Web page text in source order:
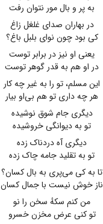
به پر و بال مور نتوان رفت
در بهاران صدای غلغل زاغ
کی بود چون نوای بلبل باغ؟
یعنی او نیز در برابر توست
در او هم به قدر گوهر توست
این مسلم، تو را به غیر چه کار
هر چه داری تو هم بی‌او بیار
دیگری جام شوق نوشیده
تو به دیوانگی خروشیده
دیگری آه دردناک زده
تو به تقلید جامه چاک زده
تا به کی می‌پری به بال کسان؟
ناز خوش نیست با جمال کسان
من کنم سکهٔ سخن را نو
تو کنی عرض مخزن خسرو